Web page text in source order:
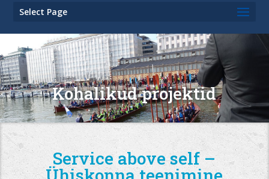
Select Page
Kohalikud projektid
Service above self –